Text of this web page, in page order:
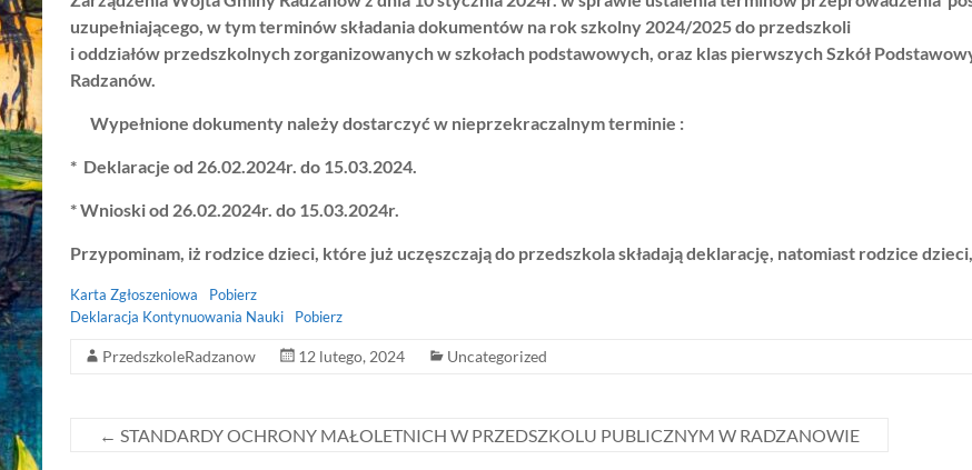
uzupełniającego, w tym terminów składania dokumentów na rok szkolny 2024/2025 do przedszkoli
i oddziałów przedszkolnych zorganizowanych w szkołach podstawowych, oraz klas pierwszychSzkół
Radzanów.
Wypełnione dokumenty należy dostarczyć w nieprzekraczalnym terminie :
* Deklaracje od 26.02.2024r. do 15.03.2024.
* Wnioski od 26.02.2024r. do 15.03.2024r.
Przypominam, iż rodzice dzieci, które już uczęszczają do przedszkola składają deklarację, natomiast rodzice
Karta Zgłoszeniowa
Pobierz
Deklaracja Kontynuowania Nauki
Pobierz
PrzedszkoleRadzanow 12 lutego, 2024 Uncategorized
← STANDARDY OCHRONY MAŁOLETNICH W PRZEDSZKOLU PUBLICZNYM W RADZANOWIE